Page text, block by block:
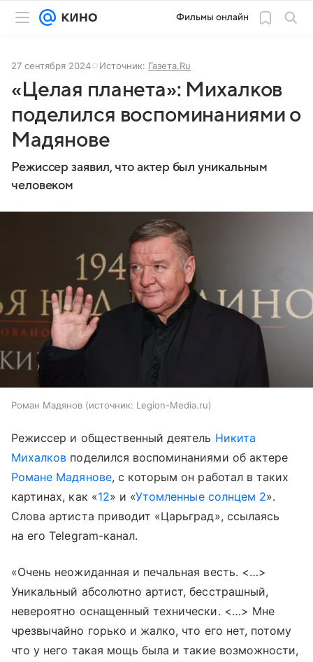
Фильмы онлайн
27 сентября 2024 Источник: Газета.Ru
«Целая планета»: Михалков
поделился воспоминаниями о
Мадянове
Режиссер заявил, что актер был уникальным
человеком
Роман Мадянов источник: Legion-Media.ru
Режиссер и общественный деятель Никита
Михалков поделился воспоминаниями об актере
Романе Мадянове, с которым он работал в таких
картинах, как «12» и «Утомленные солнцем 2».
Слова артиста приводит «Царьград», ссылаясь
на его Telegram-канал.
«Очень неожиданная и печальная весть. <…>
Уникальный абсолютно артист, бесстрашный,
невероятно оснащенный технически. <…> Мне
чрезвычайно горько и жалко, что его нет, потому
что у него такая мощь была и такие возможности,